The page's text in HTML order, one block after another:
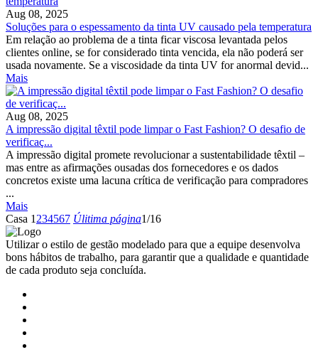
Aug 08, 2025
Soluções para o espessamento da tinta UV causado pela temperatura
Em relação ao problema de a tinta ficar viscosa levantada pelos
clientes online, se for considerado tinta vencida, ela não poderá ser
usada novamente. Se a viscosidade da tinta UV for anormal devid...
Mais
Aug 08, 2025
A impressão digital têxtil pode limpar o Fast Fashion? O desafio de
verificaç...
A impressão digital promete revolucionar a sustentabilidade têxtil –
mas entre as afirmações ousadas dos fornecedores e os dados
concretos existe uma lacuna crítica de verificação para compradores
...
Mais
Casa 1 234567 Úlitima página1/16
Utilizar o estilo de gestão modelado para que a equipe desenvolva
bons hábitos de trabalho, para garantir que a qualidade e quantidade
de cada produto seja concluída.